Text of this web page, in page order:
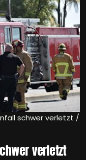
schwer verletzt /
verletzt